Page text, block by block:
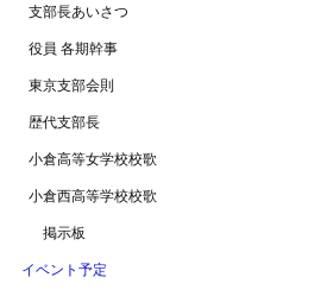
支部長あいさつ
役員 各期幹事
東京支部会則
歴代支部長
小倉高等女学校校歌
小倉西高等学校校歌
掲示板
イベント予定